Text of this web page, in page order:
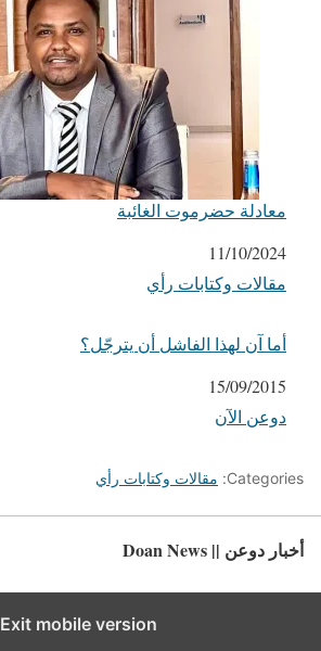
معادلة حضرموت الغائبة
التاريخ
11/10/2024
في ما يتعلق بما يأتي
مقالات وكتابات رأي
أما آن لهذا الفاشل أن يترجّل؟
التاريخ
15/09/2015
في ما يتعلق بما يأتي
دوعن الآن
Categories: مقالات وكتابات رأي
أخبار دوعن || Doan News
Exit mobile version